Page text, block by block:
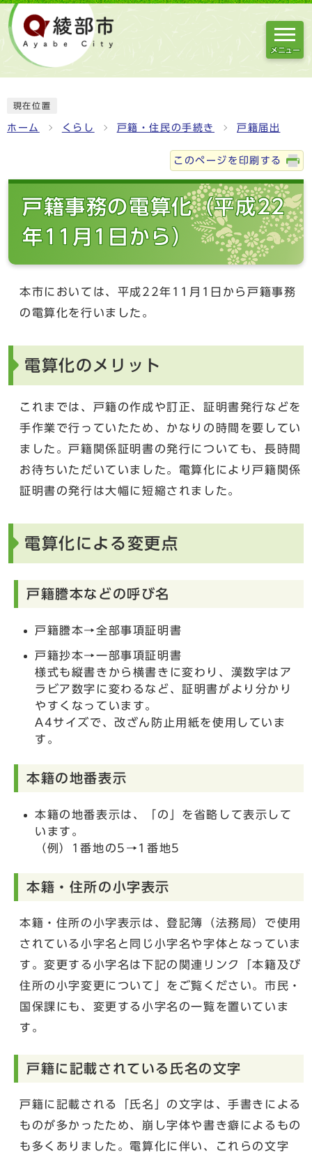
メニュー
現在位置
ホーム くらし 戸籍・住民の手続き 戸籍届出
このページを印刷する
戸籍事務の電算化（平成22
年11月1日から）
本市においては、平成22年11月1日から戸籍事務
の電算化を行いました。
電算化のメリット
これまでは、戸籍の作成や訂正、証明書発行などを
手作業で行っていたため、かなりの時間を要してい
ました。戸籍関係証明書の発行についても、長時間
お待ちいただいていました。電算化により戸籍関係
証明書の発行は大幅に短縮されました。
電算化による変更点
戸籍謄本などの呼び名
戸籍謄本→全部事項証明書
戸籍抄本→一部事項証明書
様式も縦書きから横書きに変わり、漢数字はア
ラビア数字に変わるなど、証明書がより分かり
やすくなっています。
A4サイズで、改ざん防止用紙を使用していま
す。
本籍の地番表示
本籍の地番表示は、「の」を省略して表示して
います。
（例）1番地の5→1番地5
本籍・住所の小字表示
本籍・住所の小字表示は、登記簿（法務局）で使用
されている小字名と同じ小字名や字体となっていま
す。変更する小字名は下記の関連リンク「本籍及び
住所の小字変更について」をご覧ください。市民・
国保課にも、変更する小字名の一覧を置いていま
す。
戸籍に記載されている氏名の文字
戸籍に記載される「氏名」の文字は、手書きによる
ものが多かったため、崩し字体や書き癖によるもの
も多くありました。電算化に伴い、これらの文字